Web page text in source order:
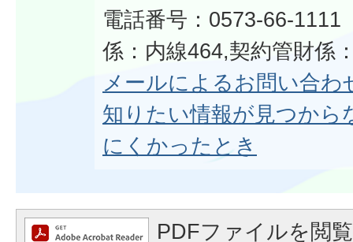
電話番号：0573-66-1111
係：内線464,契約管財係
メールによるお問い合わ
知りたい情報が見つから
にくかったとき
PDFファイルを閲